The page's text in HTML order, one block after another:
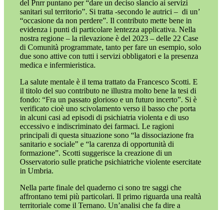
del Pnrr puntano per “dare un deciso slancio ai servizi
sanitari sul territorio”. Si tratta -secondo le autrici – di un’
“occasione da non perdere”. Il contributo mette bene in
evidenza i punti di particolare lentezza applicativa. Nella
nostra regione – la rilevazione è del 2023 – delle 22 Case
di Comunità programmate, tanto per fare un esempio, solo
due sono attive con tutti i servizi obbligatori e la presenza
medica e infermieristica.
La salute mentale è il tema trattato da Francesco Scotti. E
il titolo del suo contributo ne illustra molto bene la tesi di
fondo: “Fra un passato glorioso e un futuro incerto”. Si è
verificato cioè uno scivolamento verso il basso che porta
in alcuni casi ad episodi di psichiatria violenta e di uso
eccessivo e indiscriminato dei farmaci. Le ragioni
principali di questa situazione sono “la dissociazione fra
sanitario e sociale” e “la carenza di opportunità di
formazione”. Scotti suggerisce la creazione di un
Osservatorio sulle pratiche psichiatriche violente esercitate
in Umbria.
Nella parte finale del quaderno ci sono tre saggi che
affrontano temi più particolari. Il primo riguarda una realtà
territoriale come il Ternano. Un’analisi che fa dire a